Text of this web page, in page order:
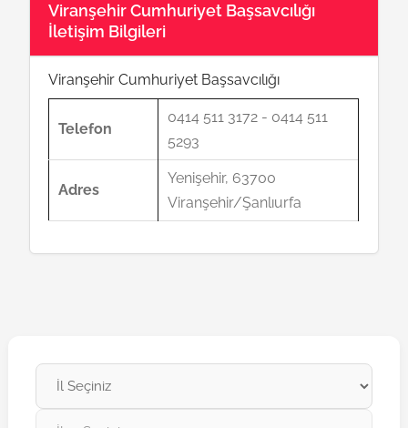
Viranşehir Cumhuriyet Başsavcılığı
İletişim Bilgileri
Viranşehir Cumhuriyet Başsavcılığı
Telefon
0414 511 3172 - 0414 511
5293
Adres
Yenişehir, 63700
Viranşehir/Şanlıurfa